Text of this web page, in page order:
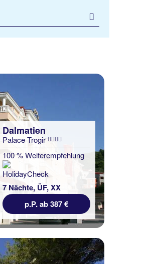
Dalmatien
Palace Trogir
100 % Weiterempfehlung
7 Nächte, ÜF, XX
p.P. ab 387 €